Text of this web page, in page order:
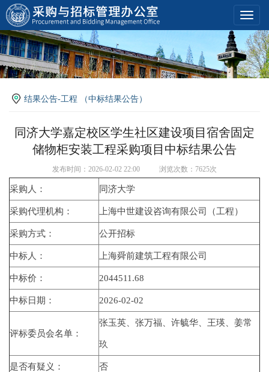
结果公告-工程 （中标结果公告）
同济大学嘉定校区学生社区建设项目宿舍固定
储物柜安装工程采购项目中标结果公告
发布时间：2026-02-02 22:00 浏览次数：7625次
采购人： 同济大学
采购代理机构： 上海中世建设咨询有限公司（工程）
采购方式： 公开招标
中标人： 上海舜前建筑工程有限公司
中标价： 2044511.68
中标日期： 2026-02-02
评标委员会名单：
张玉英、张万福、许毓华、王瑛、姜常
玖
是否有疑义： 否